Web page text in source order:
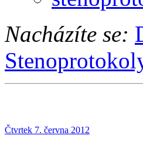
Nacházíte se:
Čtvrtek 7. června 2012